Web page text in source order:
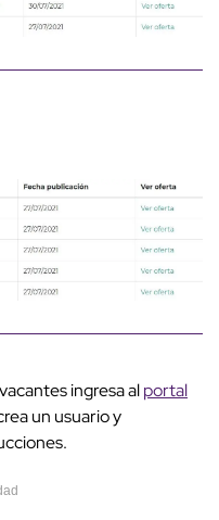
ingresa alportal
un usuario y